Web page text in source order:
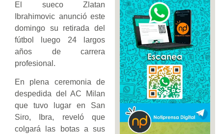
El sueco Zlatan
Ibrahimovic anunció este
domingo su retirada del
fútbol luego 24 largos
años de carrera
profesional.
En plena ceremonia de
despedida del AC Milan
que tuvo lugar en San
Siro, Ibra, reveló que
colgará las botas a sus